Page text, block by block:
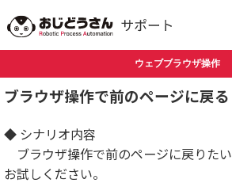
ウェブブラウザ操作
ブラウザ操作で前のページに戻る
◆ シナリオ内容
ブラウザ操作で前のページに戻りた
お試しください。